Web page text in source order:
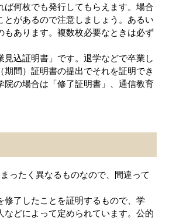
何枚でも発行してもらえます。場合
があるので注意しましょう。あるい
あります。複数枚必要なときは必ず
込証明書」です。退学などで卒業し
間）証明書の提出でそれを証明でき
院の場合は「修了証明書」、通信教育
ったく異なるものなので、間違って
了したことを証明するもので、学
どによって定められています。公的